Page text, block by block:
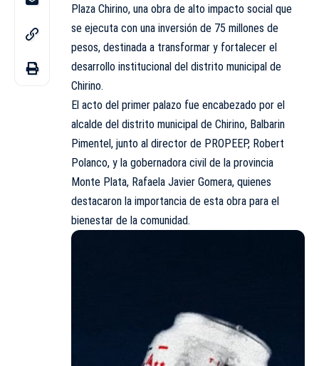
Plaza Chirino, una obra de alto impacto social que
se ejecuta con una inversión de 75 millones de
pesos, destinada a transformar y fortalecer el
desarrollo institucional del distrito municipal de
Chirino.
El acto del primer palazo fue encabezado por el
alcalde del distrito municipal de Chirino, Balbarin
Pimentel, junto al director de PROPEEP, Robert
Polanco, y la gobernadora civil de la provincia
Monte Plata, Rafaela Javier Gomera, quienes
destacaron la importancia de esta obra para el
bienestar de la comunidad.